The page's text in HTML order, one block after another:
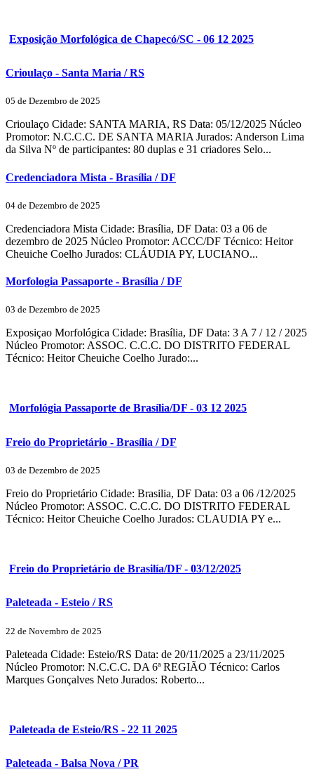
Exposição Morfológica de Chapecó/SC - 06 12 2025
Crioulaço - Santa Maria / RS
05 de Dezembro de 2025
Crioulaço Cidade: SANTA MARIA, RS Data: 05/12/2025 Núcleo
Promotor: N.C.C.C. DE SANTA MARIA Jurados: Anderson Lima
da Silva Nº de participantes: 80 duplas e 31 criadores Selo...
Credenciadora Mista - Brasília / DF
04 de Dezembro de 2025
Credenciadora Mista Cidade: Brasília, DF Data: 03 a 06 de
dezembro de 2025 Núcleo Promotor: ACCC/DF Técnico: Heitor
Cheuiche Coelho Jurados: CLÁUDIA PY, LUCIANO...
Morfologia Passaporte - Brasília / DF
03 de Dezembro de 2025
Exposiçao Morfológica Cidade: Brasília, DF Data: 3 A 7 / 12 / 2025
Núcleo Promotor: ASSOC. C.C.C. DO DISTRITO FEDERAL
Técnico: Heitor Cheuiche Coelho Jurado:...
Morfológia Passaporte de Brasília/DF - 03 12 2025
Freio do Proprietário - Brasília / DF
03 de Dezembro de 2025
Freio do Proprietário Cidade: Brasilia, DF Data: 03 a 06 /12/2025
Núcleo Promotor: ASSOC. C.C.C. DO DISTRITO FEDERAL
Técnico: Heitor Cheuiche Coelho Jurados: CLAUDIA PY e...
Freio do Proprietário de Brasilía/DF - 03/12/2025
Paleteada - Esteio / RS
22 de Novembro de 2025
Paleteada Cidade: Esteio/RS Data: de 20/11/2025 a 23/11/2025
Núcleo Promotor: N.C.C.C. DA 6ª REGIÃO Técnico: Carlos
Marques Gonçalves Neto Jurados: Roberto...
Paleteada de Esteio/RS - 22 11 2025
Paleteada - Balsa Nova / PR